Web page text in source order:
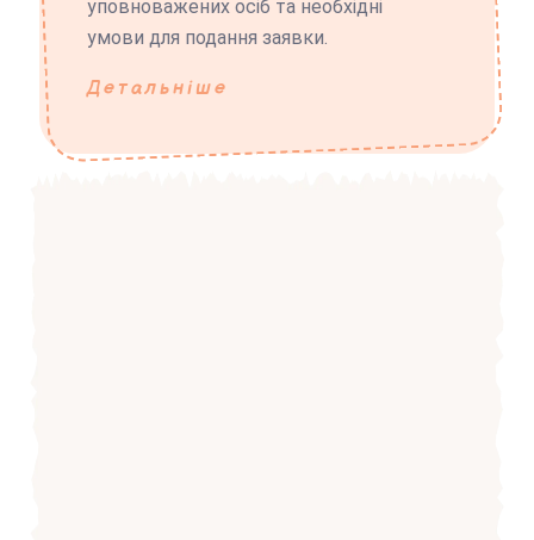
уповноважених осіб та необхідні
умови для подання заявки.
Детальніше